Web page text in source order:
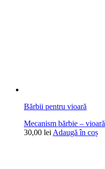
Bărbii pentru vioară
Mecanism bărbie – vioară
30,00 lei Adaugă în coș